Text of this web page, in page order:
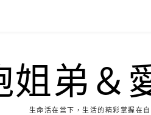
姐弟＆
生命活在當下，生活的精彩掌握在